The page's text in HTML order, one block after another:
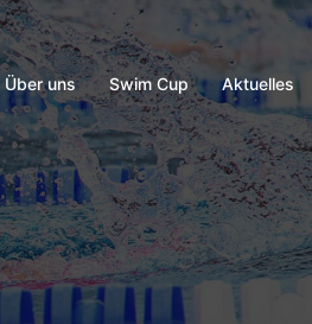
Über uns Swim Cup Aktuelles